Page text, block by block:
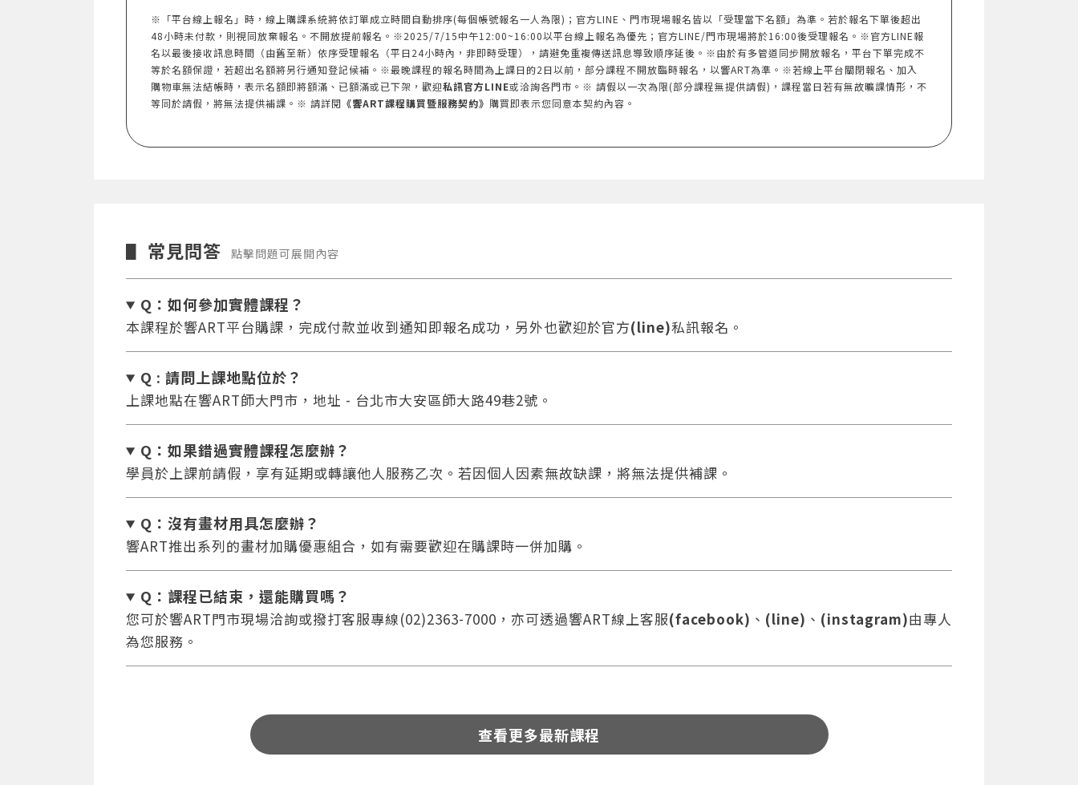
※「平台線上報名」時，線上購課系統將依訂單成立時間自動排序(每個帳號報名一人為限)；官方LINE、門市現場報名皆以「受理當下名額」為準。若於報名下單後超出
48小時未付款，則視同放棄報名。不開放提前報名。※2025/7/15中午12:00~16:00以平台線上報名為優先；官方LINE/門市現場將於16:00後受理報名。※官方LINE報
名以最後接收訊息時間（由舊至新）依序受理報名（平日24小時內，非即時受理），請避免重複傳送訊息導致順序延後。※由於有多管道同步開放報名，平台下單完成不
等於名額保證，若超出名額將另行通知登記候補。※最晚課程的報名時間為上課日的2日以前，部分課程不開放臨時報名，以響ART為準。※若線上平台關閉報名、加入
購物車無法結帳時，表示名額即將額滿、已額滿或已下架，歡迎私訊官方LINE或洽詢各門市。※ 請假以一次為限(部分課程無提供請假)，課程當日若有無故曠課情形，不
等同於請假，將無法提供補課。※ 請詳閱 《響ART課程購買暨服務契約》 購買即表示您同意本契約內容。
▋ 常見問答 點擊問題可展開內容
Q：如何參加實體課程？
本課程於響ART平台購課，完成付款並收到通知即報名成功，另外也歡迎於官方(line)私訊報名。
Q : 請問上課地點位於？
上課地點在響ART師大門市，地址 - 台北市大安區師大路49巷2號。
Q：如果錯過實體課程怎麼辦？
學員於上課前請假，享有延期或轉讓他人服務乙次。若因個人因素無故缺課，將無法提供補課。
Q：沒有畫材用具怎麼辦？
響ART推出系列的畫材加購優惠組合，如有需要歡迎在購課時一併加購。
Q：課程已結束，還能購買嗎？
您可於響ART門市現場洽詢或撥打客服專線(02)2363-7000，亦可透過響ART線上客服(facebook) 、 (line) 、 (instagram)由專人
為您服務。
查看更多最新課程